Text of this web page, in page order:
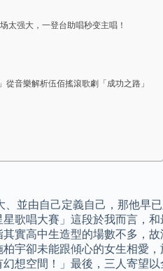
太强大，一登台助唱秒变主唱！
從音樂解析伍佰搖滾歌劇「成功之路」
並由自己定義自己，那他早
歌唱大賽」這段於我而言，和
實高中生造型的場數不多，
宇卻未能跟傾心的女生相愛
想空間！」最後，三人寄望以